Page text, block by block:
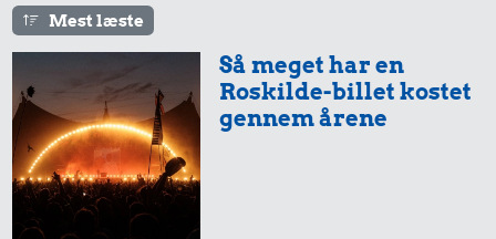
1,83 kr.
79 kr.
København-
Mest læste
Så meget har en
Roskilde-billet kostet
gennem årene